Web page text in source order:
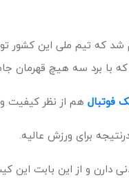
انجام شد که تیم ملی این
فوتبال هم از نظر کیفیت
برای ورزش عالیه.
دارن و از این بابت این